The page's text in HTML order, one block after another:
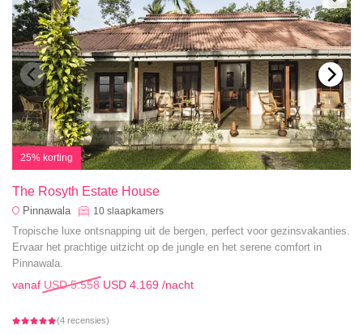
25% korting
The Rosyth Estate House
Pinnawala 10 slaapkamers
Tropische luxe ontsnapping uit de bergen, perfect voor gezinsvakanties.
Ervaar het prachtige uitzicht op de jungle en het serene comfort in
Pinnawala.
vanaf USD 5.558 USD 4.169 /nacht
(4 recensies)